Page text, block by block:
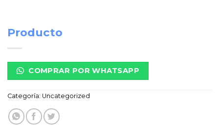
Producto
COMPRAR POR WHATSAPP
Categoría: Uncategorized